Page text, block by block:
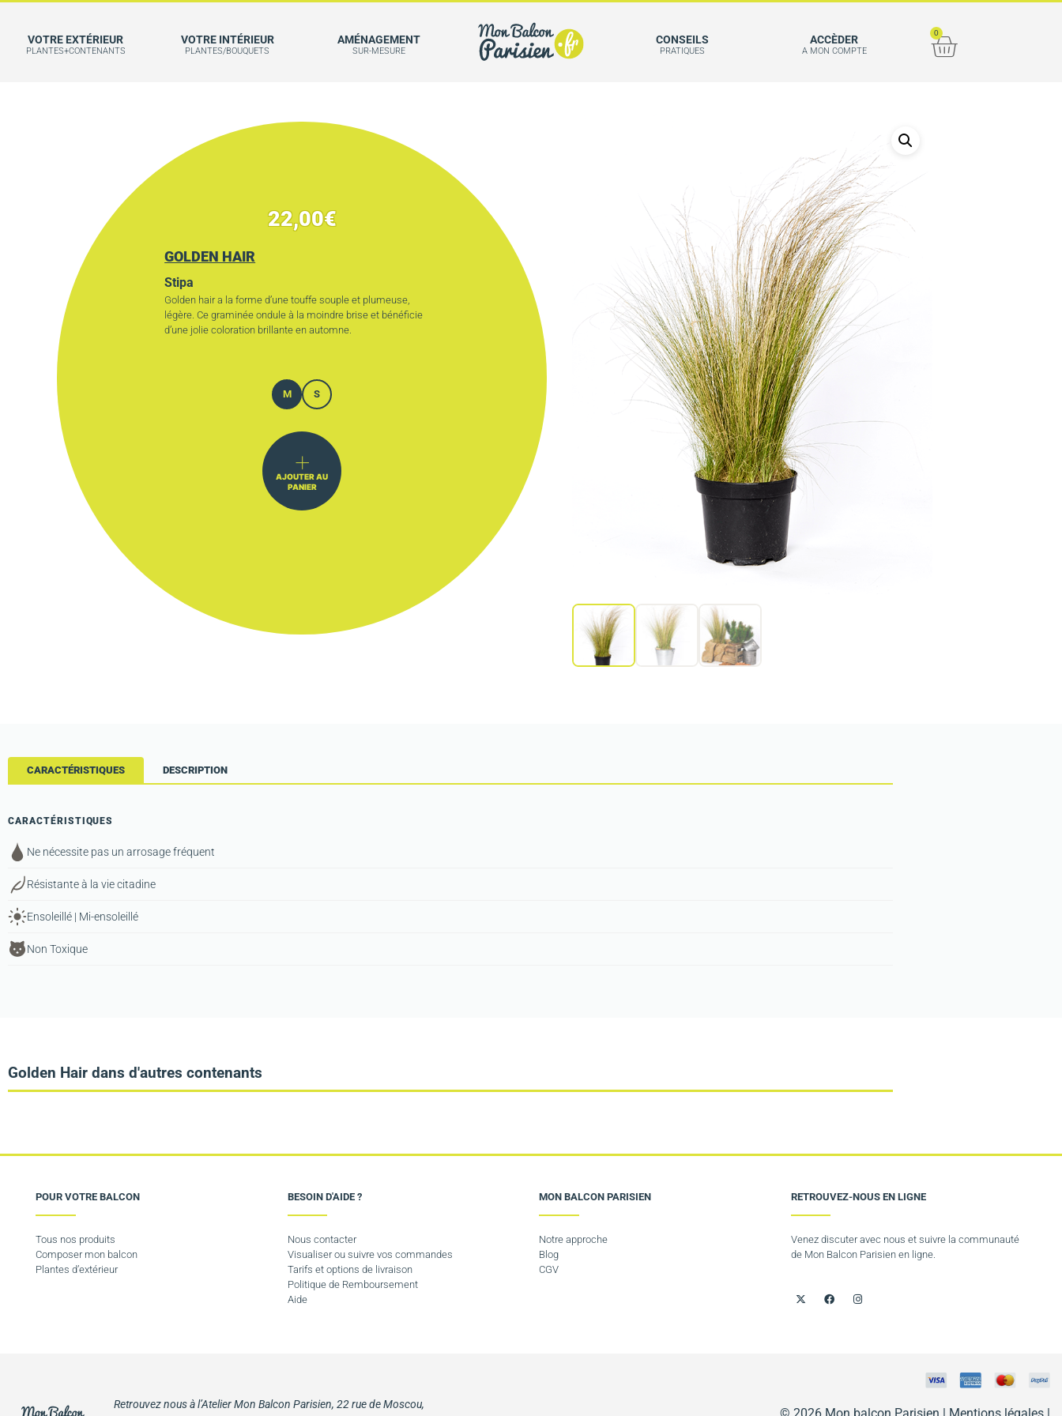
VOTRE EXTÉRIEUR
PLANTES+CONTENANTS
VOTRE INTÉRIEUR
PLANTES/BOUQUETS
AMÉNAGEMENT
SUR-MESURE
CONSEILS
PRATIQUES
ACCÈDER
A MON COMPTE
0
22,00€
GOLDEN HAIR
Stipa
Golden hair a la forme d’une touffe souple et plumeuse,
légère. Ce graminée ondule à la moindre brise et bénéficie
d’une jolie coloration brillante en automne.
M S
AJOUTER AU
PANIER
CARACTÉRISTIQUES DESCRIPTION
CARACTÉRISTIQUES
Ne nécessite pas un arrosage fréquent
Résistante à la vie citadine
Ensoleillé | Mi-ensoleillé
Non Toxique
Golden Hair dans d'autres contenants
POUR VOTRE BALCON
Tous nos produits
Composer mon balcon
Plantes d’extérieur
BESOIN D'AIDE ?
Nous contacter
Visualiser ou suivre vos commandes
Tarifs et options de livraison
Politique de Remboursement
Aide
MON BALCON PARISIEN
Notre approche
Blog
CGV
RETROUVEZ-NOUS EN LIGNE
Venez discuter avec nous et suivre la communauté
de Mon Balcon Parisien en ligne.
Retrouvez nous à l’Atelier Mon Balcon Parisien, 22 rue de Moscou,